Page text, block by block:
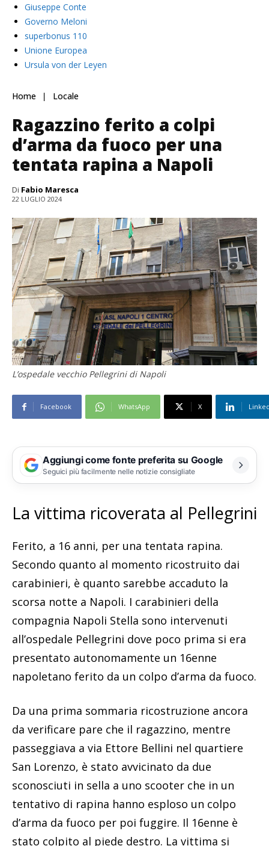
Giuseppe Conte
Governo Meloni
superbonus 110
Unione Europea
Ursula von der Leyen
Home Locale
Ragazzino ferito a colpi
d’arma da fuoco per una
tentata rapina a Napoli
Di Fabio Maresca
22 LUGLIO 2024
L’ospedale vecchio Pellegrini di Napoli
Facebook WhatsApp X
Aggiungi come fonte preferita su Google
Seguici più facilmente nelle notizie consigliate
La vittima ricoverata al Pellegrini
Ferito, a 16 anni, per una tentata rapina.
Secondo quanto al momento ricostruito dai
carabinieri, è quanto sarebbe accaduto la
scorsa notte a Napoli. I carabinieri della
compagnia Napoli Stella sono intervenuti
all’ospedale Pellegrini dove poco prima si era
presentato autonomamente un 16enne
napoletano ferito da un colpo d’arma da fuoco.
Da una prima sommaria ricostruzione ancora
da verificare pare che il ragazzino, mentre
passeggiava a via Ettore Bellini nel quartiere
San Lorenzo, è stato avvicinato da due
sconosciuti in sella a uno scooter che in un
tentativo di rapina hanno esploso un colpo
d’arma da fuoco per poi fuggire. Il 16enne è
stato colpito al piede destro. La vittima si